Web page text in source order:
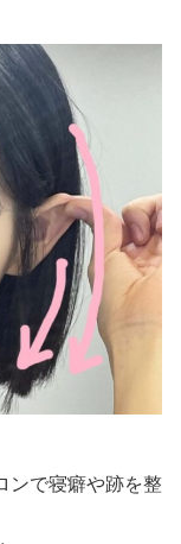
ンで寝癖や跡を整